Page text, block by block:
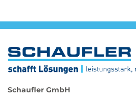
Schaufler GmbH